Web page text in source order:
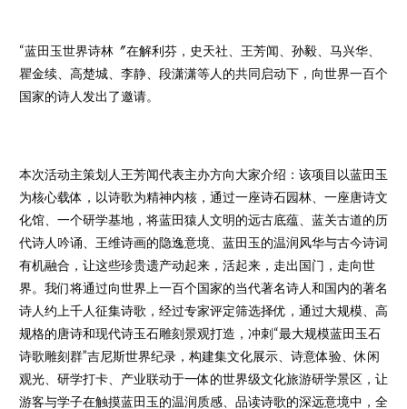
“蓝田玉世界诗林〞在解利芬，史天社、王芳闻、孙毅、马兴华、
瞿金续、高楚城、李静、段潇潇等人的共同启动下，向世界一百个
国家的诗人发出了邀请。
本次活动主策划人王芳闻代表主办方向大家介绍：该项目以蓝田玉
为核心载体，以诗歌为精神内核，通过一座诗石园林、一座唐诗文
化馆、一个研学基地，将蓝田猿人文明的远古底蕴、蓝关古道的历
代诗人吟诵、王维诗画的隐逸意境、蓝田玉的温润风华与古今诗词
有机融合，让这些珍贵遗产动起来，活起来，走出国门，走向世
界。我们将通过向世界上一百个国家的当代著名诗人和国内的著名
诗人约上千人征集诗歌，经过专家评定筛选择优，通过大规模、高
规格的唐诗和现代诗玉石雕刻景观打造，冲刺“最大规模蓝田玉石
诗歌雕刻群”吉尼斯世界纪录，构建集文化展示、诗意体验、休闲
观光、研学打卡、产业联动于一体的世界级文化旅游研学景区，让
游客与学子在触摸蓝田玉的温润质感、品读诗歌的深远意境中，全